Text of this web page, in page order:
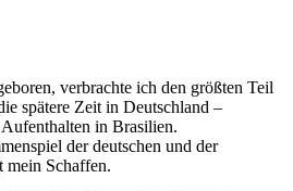
verbrachte ich den größten Teil
spätere Zeit in Deutschland –
in Brasilien.
der deutschen und der
mein Schaffen.